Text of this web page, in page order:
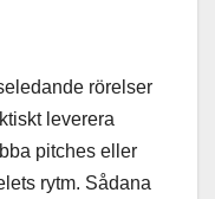
rörelser
leverera
pitches eller
rytm. Sådana